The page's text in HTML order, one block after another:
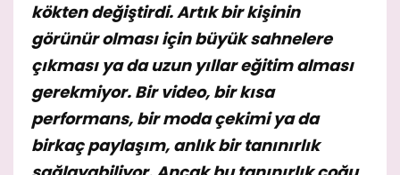
kökten değiştirdi. Artık bir kişinin
görünür olması için büyük sahnelere
çıkması ya da uzun yıllar eğitim alması
gerekmiyor. Bir video, bir kısa
performans, bir moda çekimi ya da
birkaç paylaşım, anlık bir tanınırlık